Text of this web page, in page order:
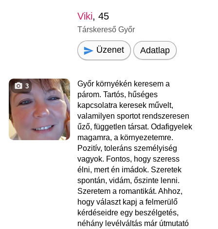
Viki, 45
Társkereső Győr
Üzenet Adatlap
3
Győr környékén keresem a
párom. Tartós, hűséges
kapcsolatra keresek művelt,
valamilyen sportot rendszeresen
űző, független társat. Odafigyelek
magamra, a környezetemre.
Pozitív, toleráns személyiség
vagyok. Fontos, hogy szeress
élni, mert én imádok. Szeretek
spontán, vidám, őszinte lenni.
Szeretem a romantikát. Ahhoz,
hogy választ kapj a felmerülő
kérdéseidre egy beszélgetés,
néhány levélváltás már útmutató